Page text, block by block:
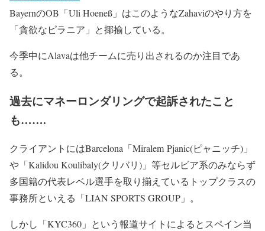
BayernのOB「Uli Hoeneß」はこのようなZahaviのやり方を
「貪欲なピラニア」と揶揄している。
今季中にAlavaは他チームに売り出されるのか注目であ
る。
過去にマネーロンダリングで起訴されたこと
も…….
クライアントにはBarcelona「Miralem Pjanic(ピャニッチ)」
や「Kalidou Koulibaly(クリバリ)」等セルビア系のみならず
多国籍の代表レベル選手を取り揃えているトップクラスの
事務所といえる「LIAN SPORTS GROUP 」。
しかし「KYC360」という報道サイトによるとスペイン当